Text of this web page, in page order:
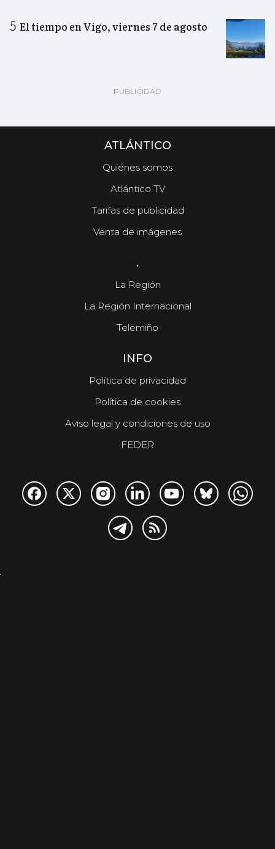
El tiempo en Vigo, viernes 7 de agosto
ATLÁNTICO
Quiénes somos
Atlántico TV
Tarifas de publicidad
Venta de imágenes
.
La Región
La Región Internacional
Telemiño
INFO
Política de privacidad
Política de cookies
Aviso legal y condiciones de uso
FEDER